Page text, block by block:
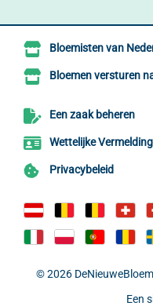
Bloemisten van
Bloemen versturen
Een zaak beheren
Wettelijke
Privacybeleid
© 2026
Een